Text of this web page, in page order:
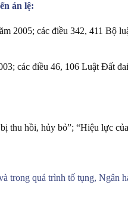
án lệ:
2005; các điều 342, 411 Bộ
các điều 46, 106 Luật Đất
thu hồi, hủy bỏ”; “Hiệu lực
trong quá trình tố tụng, Ngân